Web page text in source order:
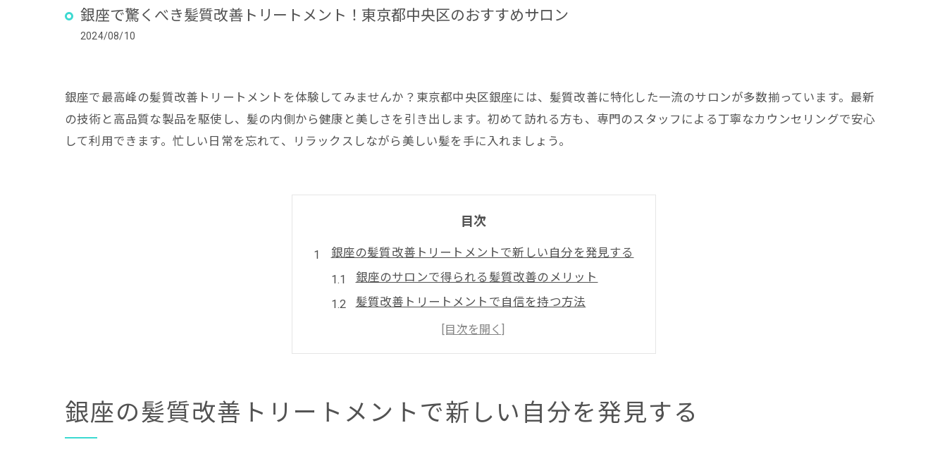
銀座で驚くべき髪質改善トリートメント！東京都中央区のおすすめサロン
2024/08/10
銀座で最高峰の髪質改善トリートメントを体験してみませんか？東京都中央区銀座には、髪質改善に特化した一流のサロンが多数揃っています。最新
の技術と高品質な製品を駆使し、髪の内側から健康と美しさを引き出します。初めて訪れる方も、専門のスタッフによる丁寧なカウンセリングで安心
して利用できます。忙しい日常を忘れて、リラックスしながら美しい髪を手に入れましょう。
目次
銀座の髪質改善トリートメントで新しい自分を発見する
銀座のサロンで得られる髪質改善のメリット
髪質改善トリートメントで自信を持つ方法
銀座の髪質改善サロンでリフレッシュする方法
髪質改善トリートメントで期待できる変化
髪質改善トリートメントで新しい自分に出会う
髪質改善トリートメントの効果と銀座での体験談
銀座の髪質改善トリートメントで新しい自分を発見する